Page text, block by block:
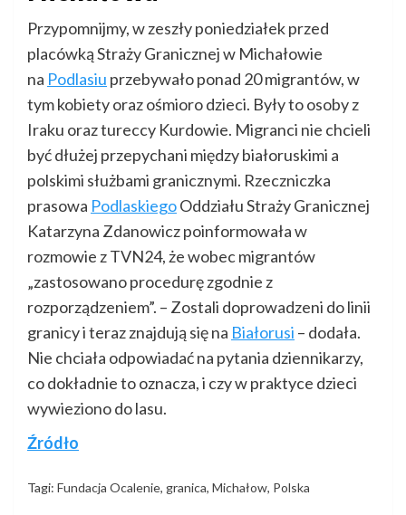
Przypomnijmy, w zeszły poniedziałek przed
placówką Straży Granicznej w Michałowie
na Podlasiu przebywało ponad 20 migrantów, w
tym kobiety oraz ośmioro dzieci. Były to osoby z
Iraku oraz tureccy Kurdowie. Migranci nie chcieli
być dłużej przepychani między białoruskimi a
polskimi służbami granicznymi. Rzeczniczka
prasowa PodlaskiegoOddziału Straży Granicznej
Katarzyna Zdanowicz poinformowała w
rozmowie z TVN24, że wobec migrantów
„zastosowano procedurę zgodnie z
rozporządzeniem”. – Zostali doprowadzeni do linii
granicy i teraz znajdują się na Białorusi – dodała.
Nie chciała odpowiadać na pytania dziennikarzy,
co dokładnie to oznacza, i czy w praktyce dzieci
wywieziono do lasu.
Źródło
Tagi: Fundacja Ocalenie, granica, Michałow, Polska